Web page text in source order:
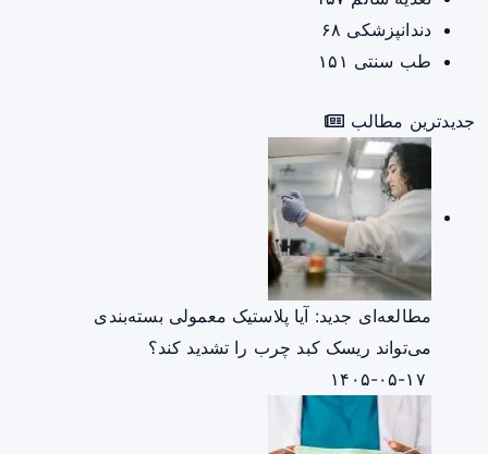
دندانپزشکی ۶۸
طب سنتی ۱۵۱
جدیدترین مطالب
مطالعه‌ای جدید: آیا پلاستیک معمولی بسته‌بندی
می‌تواند ریسک کبد چرب را تشدید کند؟